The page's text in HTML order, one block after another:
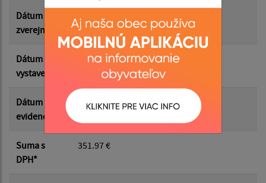
Filtrovať Reset
Dátum
zverejnenia
Dátum
vystavenia
28.05.2026
Dátum
evidencie
01.06.2026
Suma s
DPH*
351.97 €